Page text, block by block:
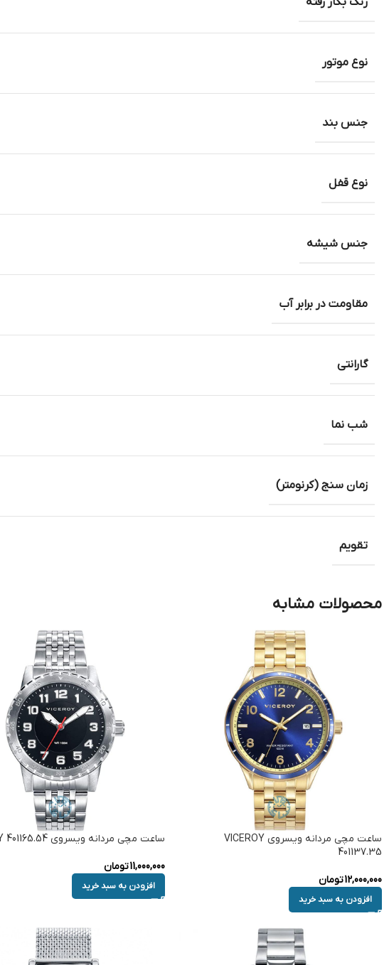
نوع موتور
جنس بند
نوع قفل
جنس شیشه
مقاومت در برابر آب
گارانتی
شب نما
زمان سنج (کرنومتر)
تقویم
محصولات مشابه
ساعت مچی مردانه ویسروی VICEROY
401137.35
12,000,000تومان
افزودن به سبد خرید
ساعت مچی مردانه ویسروی VICEROY 401165.54
11,000,000تومان
افزودن به سبد خرید